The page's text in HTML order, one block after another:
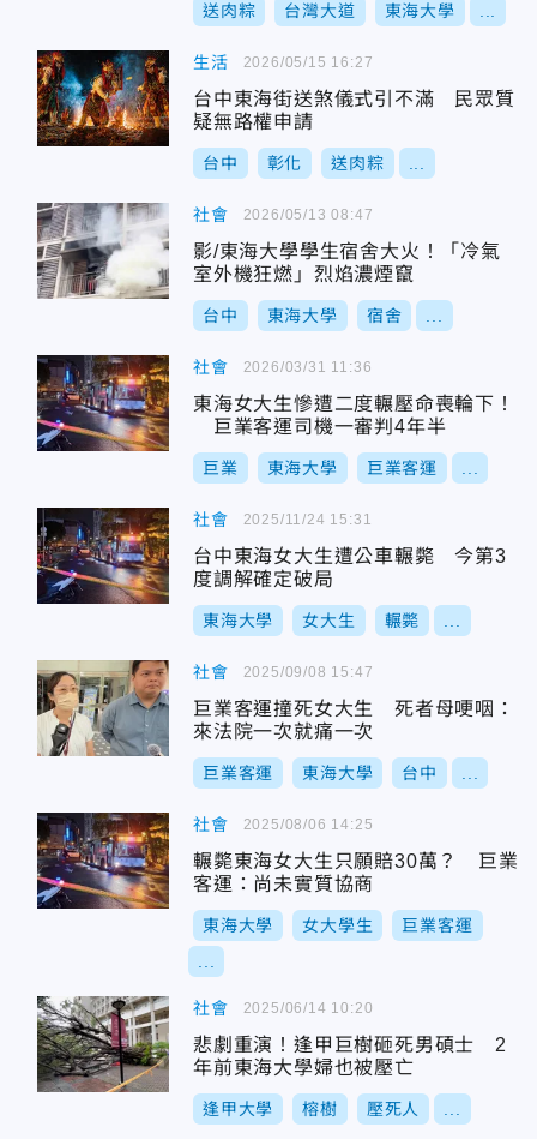
送肉粽 台灣大道 東海大學
生活
台中東海街送煞儀式引不滿 民眾質
疑無路權申請
台中 彰化 送肉粽
2026/05/15 16:27
社會
影/東海大學學生宿舍大火！「冷氣
室外機狂燃」烈焰濃煙竄
台中 東海大學 宿舍
2026/05/13 08:47
社會
東海女大生慘遭二度輾壓命喪輪下！
巨業客運司機一審判4年半
巨業 東海大學 巨業客運
2026/03/31 11:36
社會
台中東海女大生遭公車輾斃 今第3
度調解確定破局
東海大學 女大生 輾斃
2025/11/24 15:31
社會
巨業客運撞死女大生 死者母哽咽：
來法院一次就痛一次
巨業客運 東海大學 台中
2025/09/08 15:47
社會
輾斃東海女大生只願賠30萬？ 巨業
客運：尚未實質協商
東海大學 女大學生 巨業客運
2025/08/06 14:25
社會
悲劇重演！逢甲巨樹砸死男碩士 2
年前東海大學婦也被壓亡
逢甲大學 榕樹 壓死人
2025/06/14 10:20